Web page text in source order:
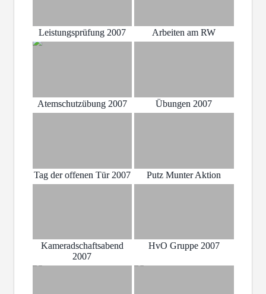
Leistungsprüfung 2007 Arbeiten am RW
Atemschutzübung 2007 Übungen 2007
Tag der offenen Tür 2007 Putz Munter Aktion
Kameradschaftsabend
2007
HvO Gruppe 2007